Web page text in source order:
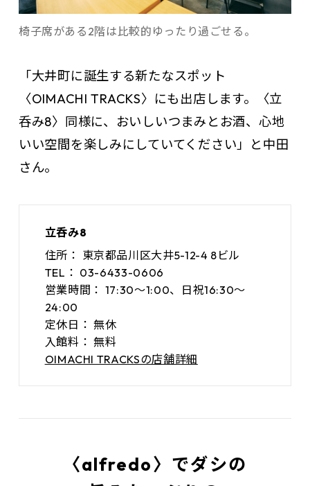
椅子席がある2階は比較的ゆったり過ごせる。
「大井町に誕生する新たなスポット
〈OIMACHI TRACKS〉にも出店します。〈立
呑み8〉同様に、おいしいつまみとお酒、心地
いい空間を楽しみにしていてください」と中田
さん。
立呑み8
住所： 東京都品川区大井5-12-4 8ビル
TEL： 03-6433-0606
営業時間： 17:30～1:00、日祝16:30～
24:00
定休日： 無休
入館料： 無料
OIMACHI TRACKSの店舗詳細
〈alfredo〉でダシの